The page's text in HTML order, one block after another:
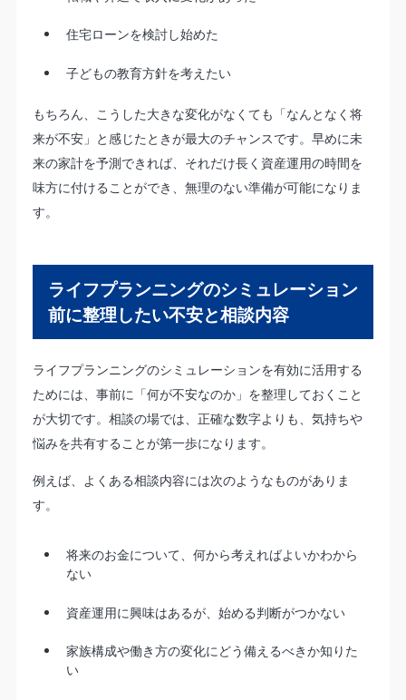
住宅ローンを検討し始めた
子どもの教育方針を考えたい
もちろん、こうした大きな変化がなくても「なんとなく将
来が不安」と感じたときが最大のチャンスです。早めに未
来の家計を予測できれば、それだけ長く資産運用の時間を
味方に付けることができ、無理のない準備が可能になりま
す。
ライフプランニングのシミュレーション
前に整理したい不安と相談内容
ライフプランニングのシミュレーションを有効に活用する
ためには、事前に「何が不安なのか」を整理しておくこと
が大切です。相談の場では、正確な数字よりも、気持ちや
悩みを共有することが第一歩になります。
例えば、よくある相談内容には次のようなものがありま
す。
将来のお金について、何から考えればよいかわから
ない
資産運用に興味はあるが、始める判断がつかない
家族構成や働き方の変化にどう備えるべきか知りた
い